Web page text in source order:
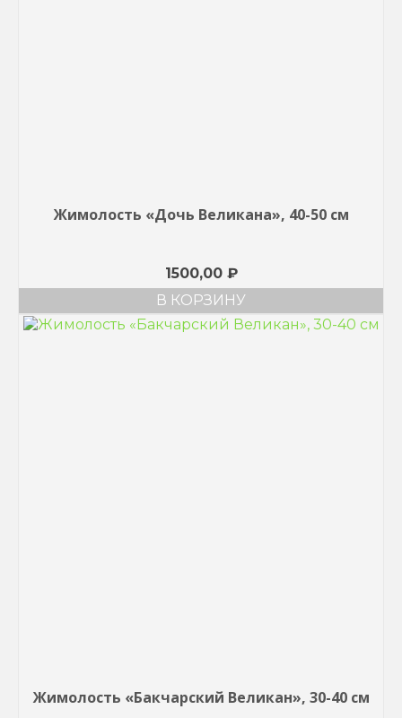
Жимолость «Дочь Великана», 40-50 см
1500,00 ₽
В КОРЗИНУ
Жимолость «Бакчарский Великан», 30-40 см